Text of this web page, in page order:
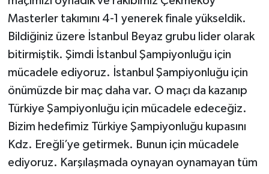
Masterler takımını 4-1 yenerek finale yükseldik.
Bildiğiniz üzere İstanbul Beyaz grubu lider olarak
bitirmiştik. Şimdi İstanbul Şampiyonluğu için
mücadele ediyoruz. İstanbul Şampiyonluğu için
önümüzde bir maç daha var. O maçı da kazanıp
Türkiye Şampiyonluğu için mücadele edeceğiz.
Bizim hedefimiz Türkiye Şampiyonluğu kupasını
Kdz. Ereğli’ye getirmek. Bunun için mücadele
ediyoruz. Karşılaşmada oynayan oynamayan tüm